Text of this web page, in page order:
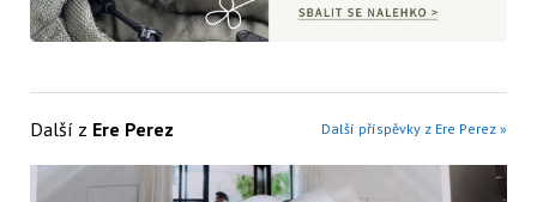
Další z Ere Perez Další příspěvky z Ere Perez »